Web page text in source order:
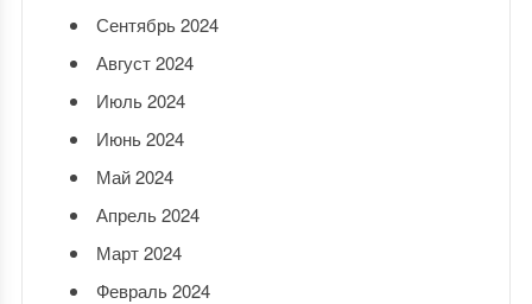
Сентябрь 2024
Август 2024
Июль 2024
Июнь 2024
Май 2024
Апрель 2024
Март 2024
Февраль 2024